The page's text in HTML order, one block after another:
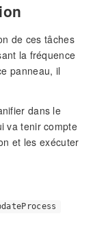
de ces tâches
la fréquence
panneau, il
dans le
va tenir compte
et les exécuter